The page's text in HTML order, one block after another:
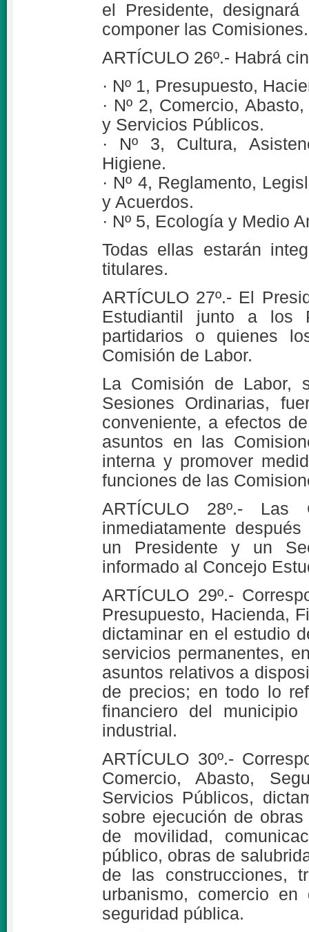
el Presidente,
componer las Comisiones.
ARTÍCULO 26º.- Habrá
· Nº 1, Presupuesto,
· Nº 2, Comercio,
y Servicios Públicos.
· Nº 3, Cultura,
Higiene.
· Nº 4, Reglamento,
y Acuerdos.
· Nº 5, Ecología y Medio
Todas ellas estarán
titulares.
ARTÍCULO 27º.- El
Estudiantil junto a los
partidarios o quienes
Comisión de Labor.
La Comisión de Labor,
Sesiones Ordinarias,
conveniente, a efectos
asuntos en las
interna y promover
funciones de las
ARTÍCULO 28º.- Las
inmediatamente
un Presidente y un
informado al Concejo
ARTÍCULO 29º.-
Presupuesto, Hacienda,
dictaminar en el estudio
servicios permanentes,
asuntos relativos a
de precios; en todo lo
financiero del
industrial.
ARTÍCULO 30º.-
Comercio, Abasto,
Servicios Públicos,
sobre ejecución de
de movilidad,
público, obras de
de las construcciones,
urbanismo, comercio
seguridad pública.